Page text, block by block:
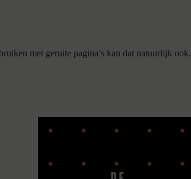
met geruite pagina’s kan dat natuurlijk ook.